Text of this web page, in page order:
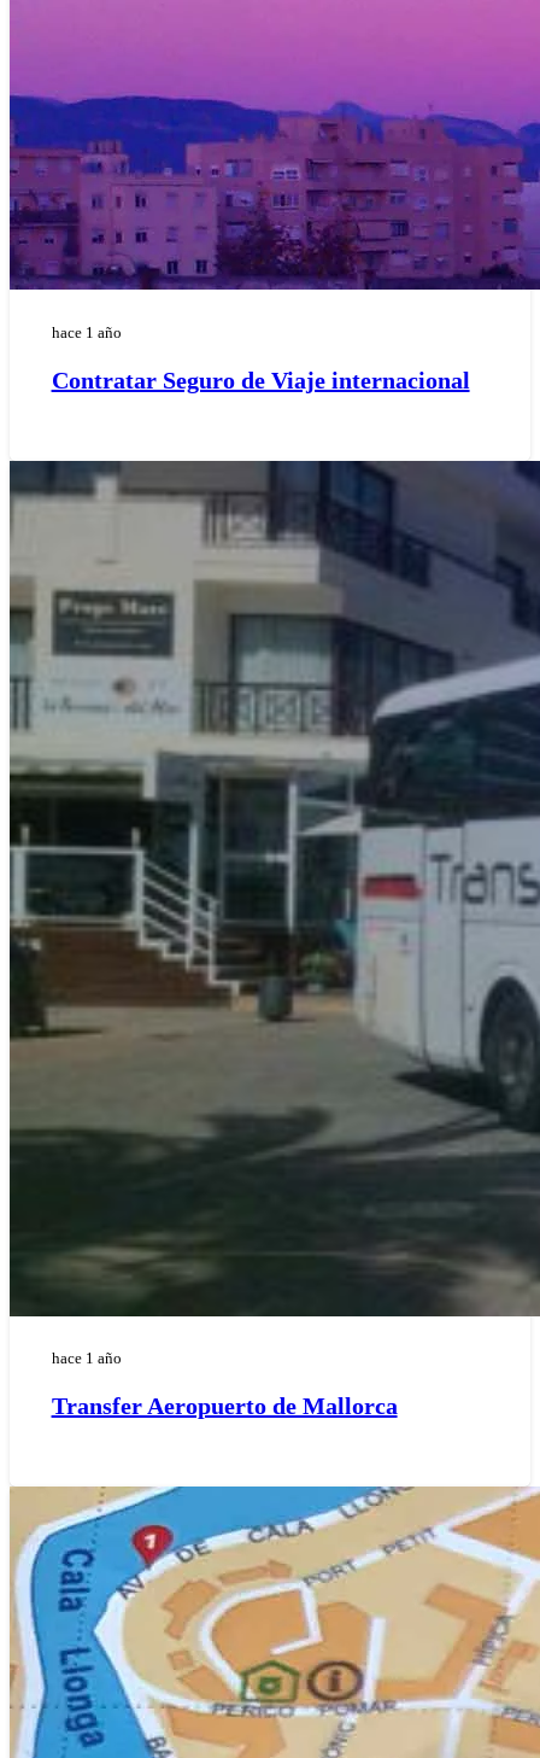
hace 1 año
Contratar Seguro de Viaje internacional
hace 1 año
Transfer Aeropuerto de Mallorca